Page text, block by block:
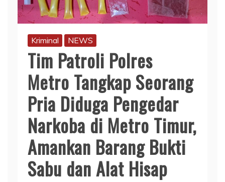
Kriminal NEWS
Tim Patroli Polres
Metro Tangkap Seorang
Pria Diduga Pengedar
Narkoba di Metro Timur,
Amankan Barang Bukti
Sabu dan Alat Hisap